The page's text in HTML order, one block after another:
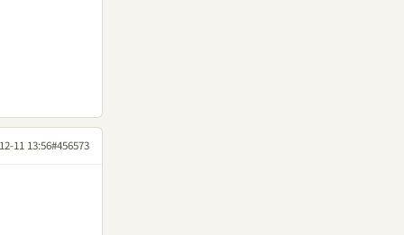
11 13:56#456573